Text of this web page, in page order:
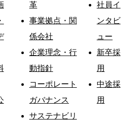
革
事業拠点・関
係会社
企業理念・行
動指針
コーポレート
ガバナンス
サステナビリ
社員イ
ンタビ
ュー
新卒採
用
中途採
用